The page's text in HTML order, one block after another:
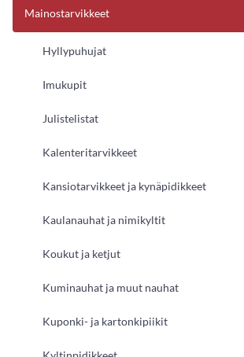
Mainostarvikkeet
Hyllypuhujat
Imukupit
Julistelistat
Kalenteritarvikkeet
Kansiotarvikkeet ja kynäpidikkeet
Kaulanauhat ja nimikyltit
Koukut ja ketjut
Kuminauhat ja muut nauhat
Kuponki- ja kartonkipiikit